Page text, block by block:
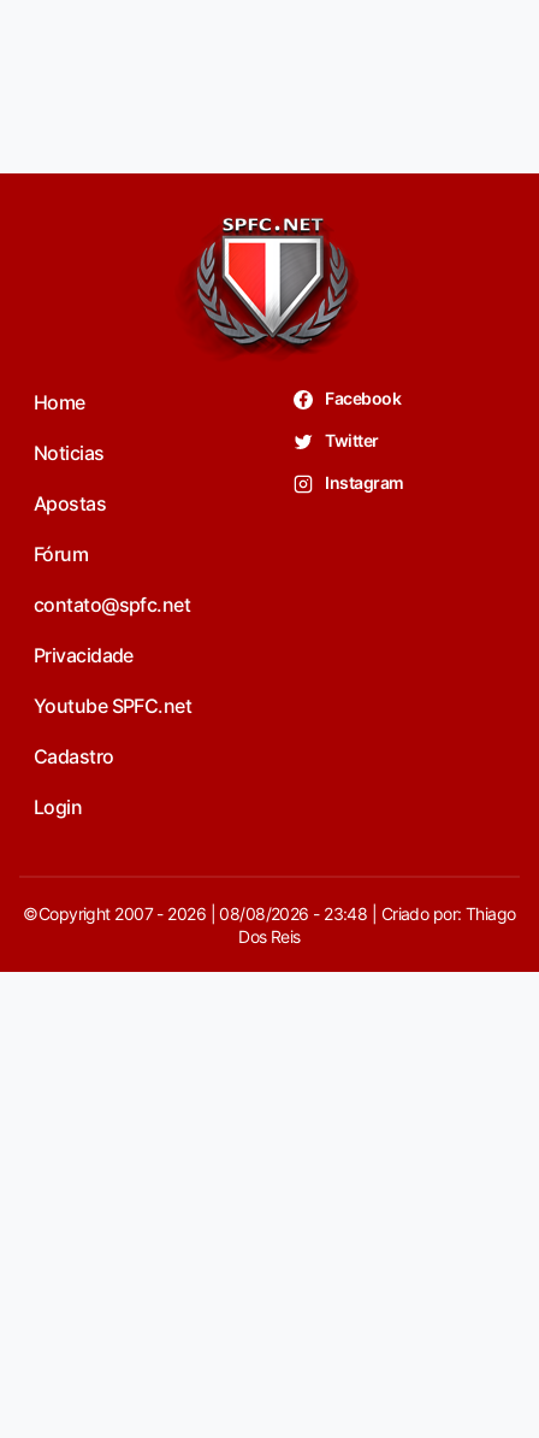
Home
Noticias
Apostas
Fórum
contato@spfc.net
Privacidade
Youtube SPFC.net
Cadastro
Login
Facebook
Twitter
Instagram
©Copyright 2007 - 2026 | 08/08/2026 - 23:48 | Criado por: Thiago
Dos Reis